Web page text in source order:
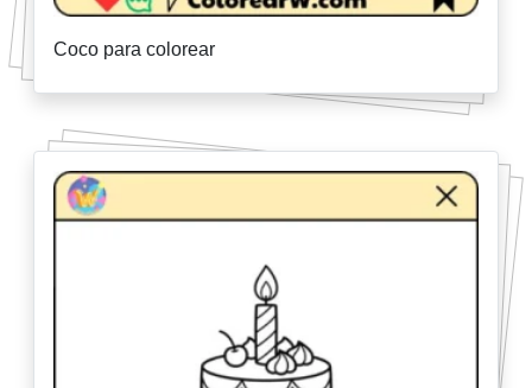
Coco para colorear